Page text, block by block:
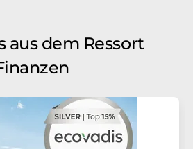
aus dem Ressort